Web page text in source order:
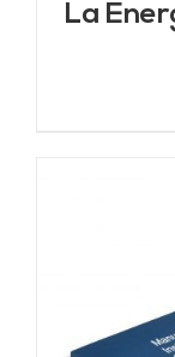
La